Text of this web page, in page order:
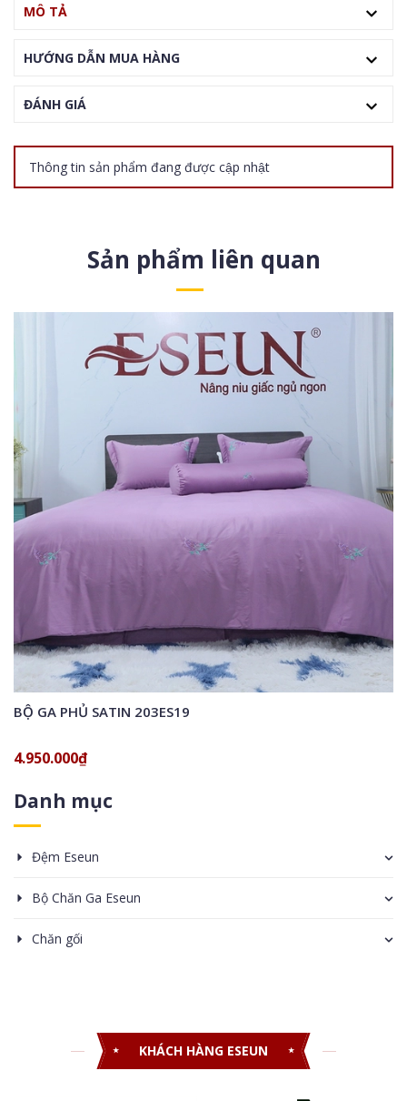
MÔ TẢ
HƯỚNG DẪN MUA HÀNG
ĐÁNH GIÁ
Thông tin sản phẩm đang được cập nhật
Sản phẩm liên quan
BỘ GA PHỦ SATIN 203ES19
4.950.000₫
Danh mục
Đệm Eseun
Bộ Chăn Ga Eseun
Chăn gối
KHÁCH HÀNG ESEUN